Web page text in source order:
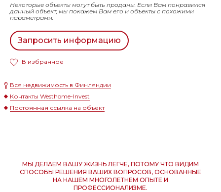
Некоторые объекты могут быть проданы. Если Вам понравился
данный объект, мы покажем Вам его и объекты с похожими
параметрами.
Запросить информацию
В избранное
Вся недвижимость в Финляндии
Контакты Westhome-Invest
Постоянная ссылка на объект
МЫ ДЕЛАЕМ ВАШУ ЖИЗНЬ ЛЕГЧЕ, ПОТОМУ ЧТО ВИДИМ
СПОСОБЫ РЕШЕНИЯ ВАШИХ ВОПРОСОВ, ОСНОВАННЫЕ
НА НАШЕМ МНОГОЛЕТНЕМ ОПЫТЕ И
ПРОФЕССИОНАЛИЗМЕ.